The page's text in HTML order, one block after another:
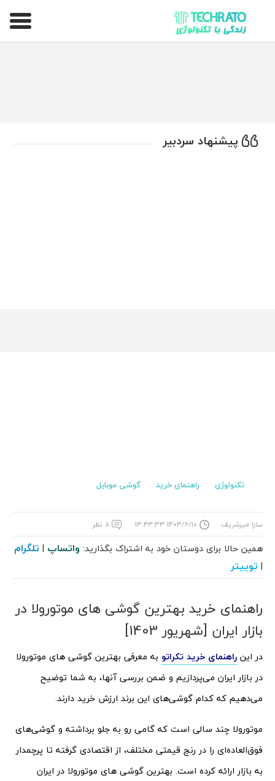
تکراتو – زندگی با تکنولوژی
پیشنهاد سردبیر
تکنولوژی راهنمای خرید گوشی موبایل
سارا میرشریف ۱۴۰۳/۶/۱۰ ۱۳:۴۳:۳۳ ۸ نظر
همین حالا برای دوستان خود به اشتراک بگذارید: واتساپ | تلگرام
| توییتر
راهنمای خرید بهترین گوشی های موتورولا در
بازار ایران [شهریور 1403]
در این راهنمای خرید تکراتو به معرفی بهترین گوشی های موتورولا
در بازار ایران می‌پردازیم و ضمن بررسی آنها، به شما توضیح
می‌دهیم که کدام گوشی‌های این برند ارزش خرید دارند.
موتورولا چند سالی است که گامی رو به جلو برداشته و گوشی‌های
فوق‌العاده‌ای را در رنج قیمتی مختلف، از اقتصادی گرفته تا پرچمدار
به بازار ارائه کرده است. بهترین گوشی های موتورولا در ایران